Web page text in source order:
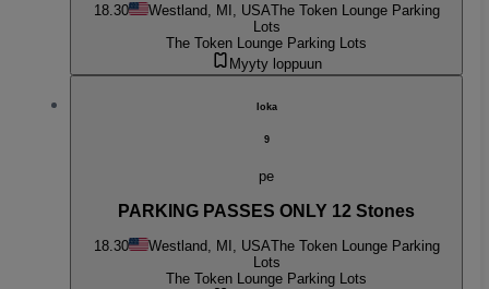
18.30 Westland, MI, USAThe Token Lounge Parking
Lots
The Token Lounge Parking Lots
Myyty loppuun
loka
9
pe
PARKING PASSES ONLY 12 Stones
18.30 Westland, MI, USAThe Token Lounge Parking
Lots
The Token Lounge Parking Lots